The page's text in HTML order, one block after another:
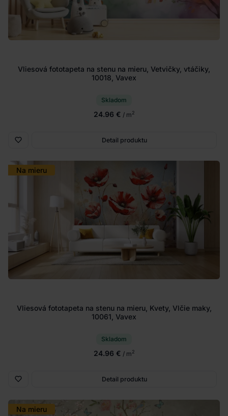
Vliesová fototapeta na stenu na mieru, Vetvičky, vtáčiky,
10018, Vavex
Skladom
24.96 € / m2
Detail produktu
Na mieru
Vliesová fototapeta na stenu na mieru, Kvety, Vlčie maky,
10061, Vavex
Skladom
24.96 € / m2
Detail produktu
Na mieru